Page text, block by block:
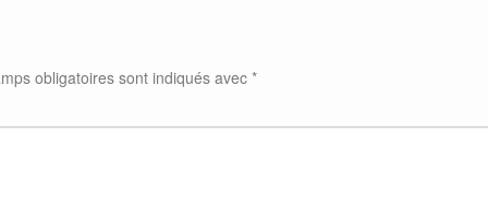
obligatoires sont indiqués avec *